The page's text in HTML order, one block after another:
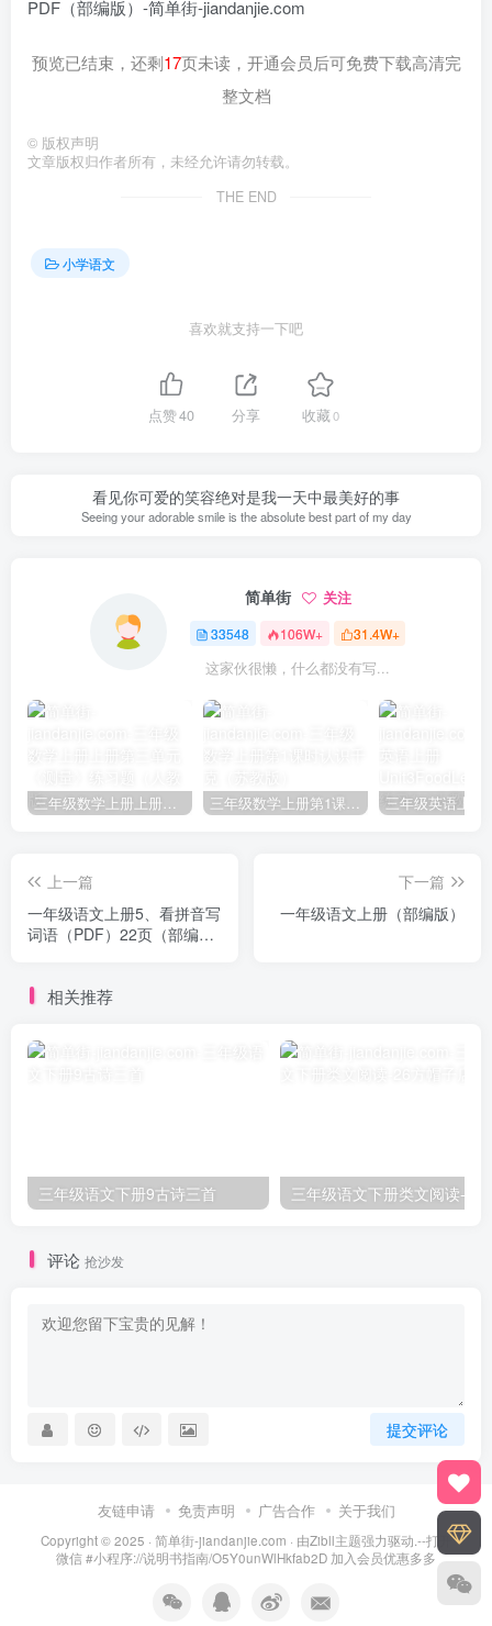
预览已结束，还剩17页未读，开通会员后可免费下载高清完
整文档
© 版权声明
文章版权归作者所有，未经允许请勿转载。
THE END
小学语文
喜欢就支持一下吧
点赞40 分享 收藏0
看见你可爱的笑容绝对是我一天中最美好的事
Seeing your adorable smile is the absolute best part of my day
简单街 关注
33548 106W+ 31.4W+
这家伙很懒，什么都没有写...
上一篇
一年级语文上册5、看拼音写
词语（PDF）22页（部编
下一篇
一年级语文上册（部编版）
相关推荐
三年级语文下册9古诗三首
评论 抢沙发
提交评论
友链申请 免责声明 广告合作 关于我们
Copyright © 2025 · 简单街-jiandanjie.com · 由Zibll主题强力驱动.--打开
微信 #小程序://说明书指南/O5Y0unWlHkfab2D 加入会员优惠多多